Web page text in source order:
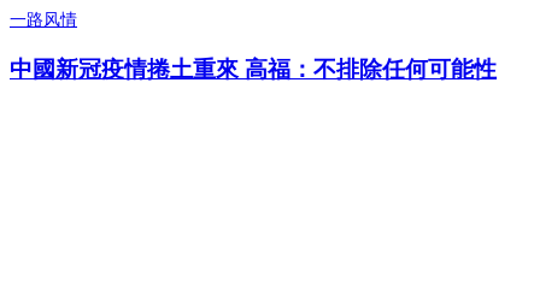
一路风情
中國新冠疫情捲土重來 高福：不排除任何可能性